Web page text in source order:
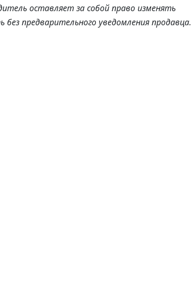
оставляет за собой право изменять
предварительного уведомления продавца.